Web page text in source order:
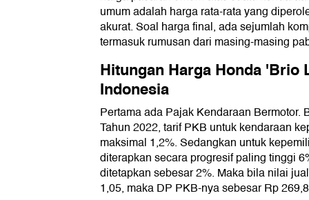
umum adalah harga rata-rata yang
akurat. Soal harga final, ada sejumlah
termasuk rumusan dari masing-masing
Hitungan Harga Honda
Indonesia
Pertama ada Pajak Kendaraan Bermotor.
Tahun 2022, tarif PKB untuk kendaraan
maksimal 1,2%. Sedangkan untuk
diterapkan secara progresif paling tinggi
ditetapkan sebesar 2%. Maka bila nilai
1,05, maka DP PKB-nya sebesar Rp